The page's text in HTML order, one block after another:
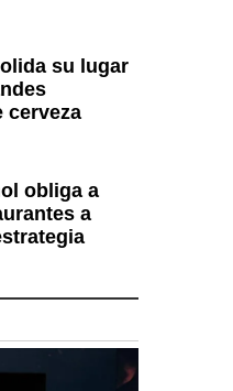
su lugar
cerveza
obliga a
a